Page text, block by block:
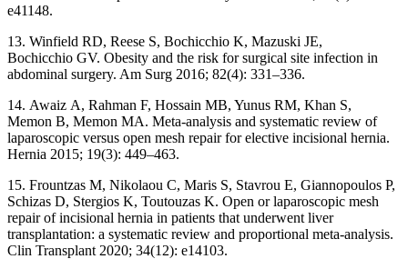
e41148.
13. Winfield RD, Reese S, Bochicchio K, Mazuski JE,
Bochicchio GV. Obesity and the risk for surgical site infection in
abdominal surgery. Am Surg 2016; 82(4): 331–336.
14. Awaiz A, Rahman F, Hossain MB, Yunus RM, Khan S,
Memon B, Memon MA. Meta-analysis and systematic review of
laparoscopic versus open mesh repair for elective incisional hernia.
Hernia 2015; 19(3): 449–463.
15. Frountzas M, Nikolaou C, Maris S, Stavrou E, Giannopoulos P,
Schizas D, Stergios K, Toutouzas K. Open or laparoscopic mesh
repair of incisional hernia in patients that underwent liver
transplantation: a systematic review and proportional meta-analysis.
Clin Transplant 2020; 34(12): e14103.